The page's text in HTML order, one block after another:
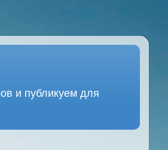
и публикуем для